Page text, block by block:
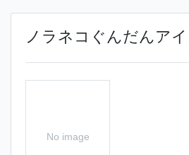
ノラネコぐんだんア
No image